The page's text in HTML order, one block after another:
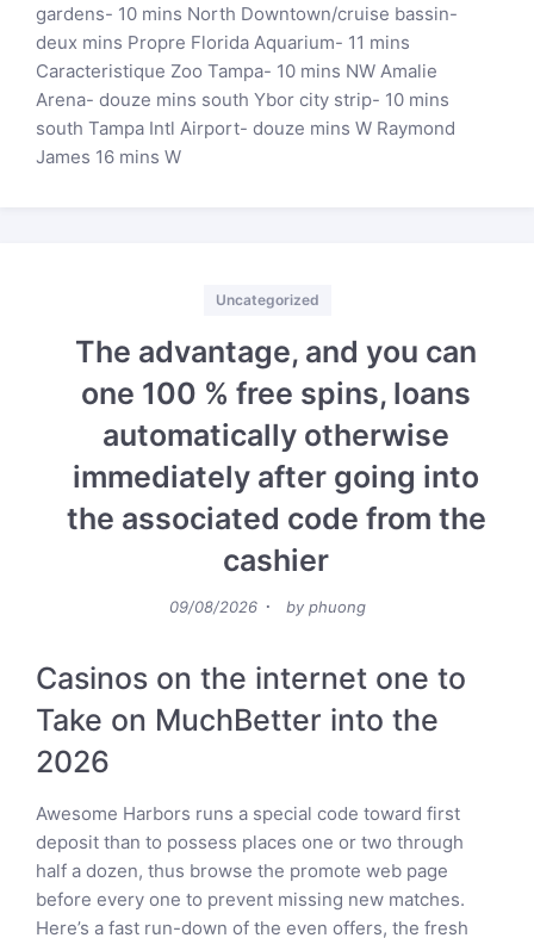
gardens- 10 mins North Downtown/cruise bassin-
deux mins Propre Florida Aquarium- 11 mins
Caracteristique Zoo Tampa- 10 mins NW Amalie
Arena- douze mins south Ybor city strip- 10 mins
south Tampa Intl Airport- douze mins W Raymond
James 16 mins W
Uncategorized
The advantage, and you can
one 100 % free spins, loans
automatically otherwise
immediately after going into
the associated code from the
cashier
Posted
09/08/2026 by phuong
Casinos on the internet one to
Take on MuchBetter into the
2026
Awesome Harbors runs a special code toward first
deposit than to possess places one or two through
half a dozen, thus browse the promote web page
before every one to prevent missing new matches.
Here’s a fast run-down of the even offers, the fresh